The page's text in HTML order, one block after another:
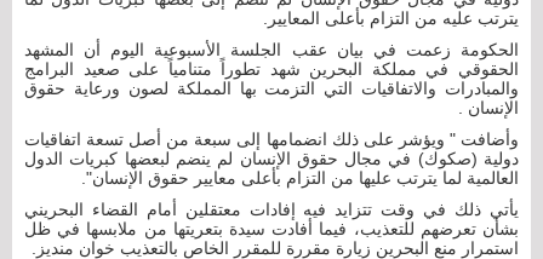
يترتب عليه من التزام بأعلى المعايير.
الحكومة زعمت في بيان عقب الجلسة الأسبوعية اليوم أن المشهد
الحقوقي في مملكة البحرين شهد تطوراً متنامياً على صعيد البرامج
والمبادرات والاتفاقيات التي التزمت بها المملكة لصون ورعاية حقوق
الإنسان .
وأضافت " ويؤشر على ذلك انضمامها إلى سبعة من أصل تسعة اتفاقيات
دولية (صكوك) في مجال حقوق الإنسان لم ينضم لبعضها كبريات الدول
العالمية لما يترتب عليها من التزام بأعلى معايير حقوق الإنسان".
يأتي ذلك في وقت تتزايد فيه إفادات معتقلين أمام القضاء البحريني
بشأن تعرضهم للتعذيب، فيما أفادت سيدة بتعريتها من ملابسها في ظل
استمرار منع البحرين زيارة مقررة للمقرر الخاص بالتعذيب خوان منديز.